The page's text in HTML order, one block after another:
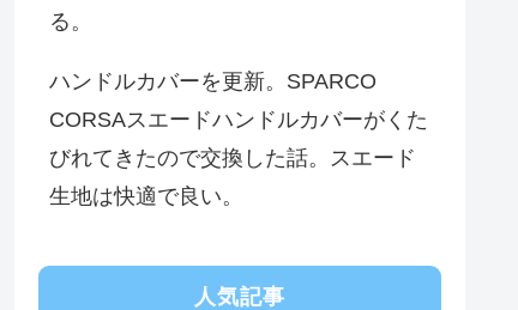
る。
ハンドルカバーを更新。SPARCO
CORSAスエードハンドルカバーがくた
びれてきたので交換した話。スエード
生地は快適で良い。
人気記事